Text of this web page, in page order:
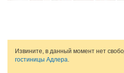
Извините, в данный момент нет
гостиницы Адлера.